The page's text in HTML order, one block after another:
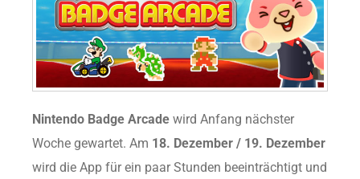
Nintendo Badge Arcade wird Anfang nächster
Woche gewartet. Am 18. Dezember / 19. Dezember
wird die App für ein paar Stunden beeinträchtigt und